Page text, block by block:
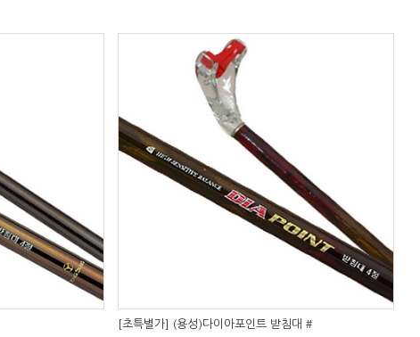
[초특별가] (용성)다이아포인트 받침대 #